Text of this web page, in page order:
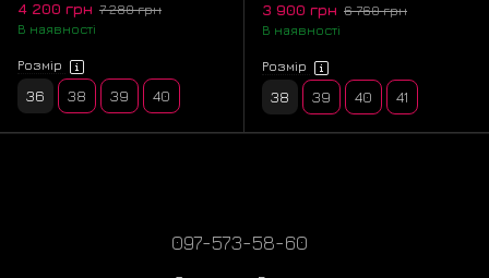
Venture Daze Tasman Alpine
Neumel Platform Neumel Platform Chelsea
Tasman Alpine Platform Funkarra Cabin Tazzlita
4 200 грн 7 280 грн
В наявності
Розмір
36 38 39 40
3 900 грн 6 760 грн
В наявності
Розмір
38 39 40 41
097-573-58-60